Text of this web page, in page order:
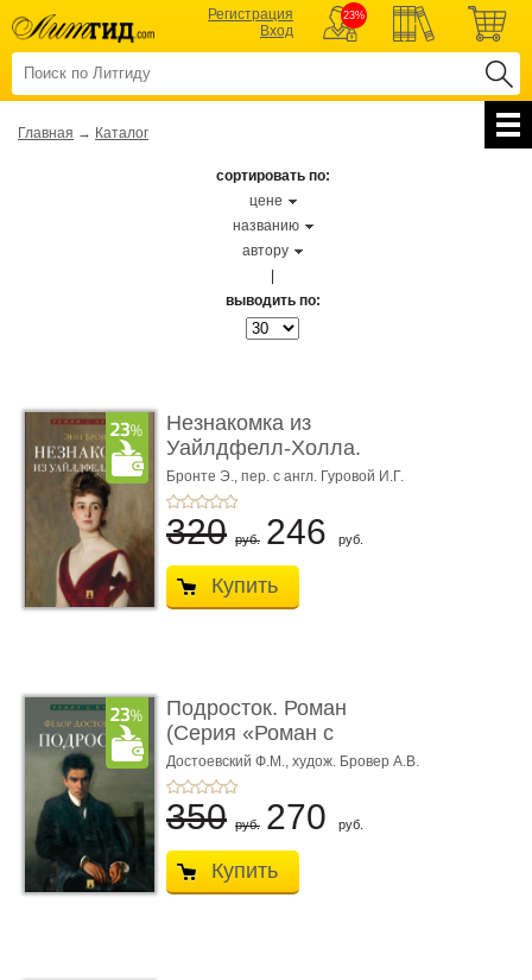
Регистрация
Вход
23%
Главная → Каталог
сортировать по:
цене
названию
автору
выводить по:
Незнакомка из
Уайлдфелл-Холла.
Роман (Серия «Р� ...
Бронте Э., пер. с англ. Гуровой И.Г.
320 руб. 246 руб.
Купить
Подросток. Роман
(Серия «Роман с
книгой»)
Достоевский Ф.М., худож. Бровер А.В.
350 руб. 270 руб.
Купить